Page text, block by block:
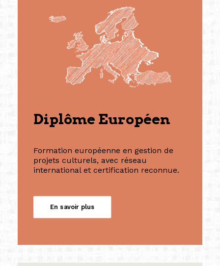
Diplôme Européen
Formation européenne en gestion de
projets culturels, avec réseau
international et certification reconnue.
En savoir plus